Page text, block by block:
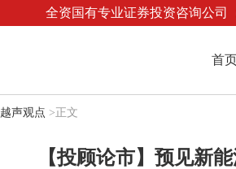
全资国有专业证券投资咨询公司
首
越声观点 > 正文
【投顾论市】预见新